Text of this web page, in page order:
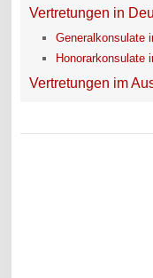
Vertretungen in
Generalkonsulate
Honorarkonsulate
Vertretungen im